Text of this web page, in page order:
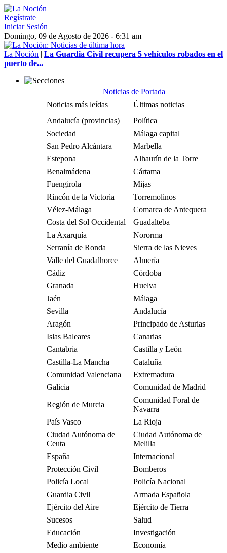
Regístrate
Iniciar Sesión
Domingo, 09 de Agosto de 2026 - 6:31 am
La Noción | La Guardia Civil recupera 5 vehículos robados en el
puerto de...
Noticias de Portada
Noticias más leídas
Últimas noticias
Andalucía (provincias)
Política
Sociedad
Málaga capital
San Pedro Alcántara
Marbella
Estepona
Alhaurín de la Torre
Benalmádena
Cártama
Fuengirola
Mijas
Rincón de la Victoria
Torremolinos
Vélez-Málaga
Comarca de Antequera
Costa del Sol Occidental
Guadalteba
La Axarquía
Nororma
Serranía de Ronda
Sierra de las Nieves
Valle del Guadalhorce
Almería
Cádiz
Córdoba
Granada
Huelva
Jaén
Málaga
Sevilla
Andalucía
Aragón
Principado de Asturias
Islas Baleares
Canarias
Cantabria
Castilla y León
Castilla-La Mancha
Cataluña
Comunidad Valenciana
Extremadura
Galicia
Comunidad de Madrid
Región de Murcia
Comunidad Foral de
Navarra
País Vasco
La Rioja
Ciudad Autónoma de
Ceuta
Ciudad Autónoma de
Melilla
España
Internacional
Protección Civil
Bomberos
Policía Local
Policía Nacional
Guardia Civil
Armada Española
Ejército del Aire
Ejército de Tierra
Sucesos
Salud
Educación
Investigación
Medio ambiente
Economía